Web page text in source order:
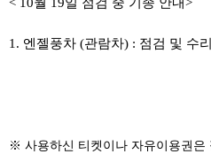
1. 엔젤풍차 (관람차) : 점검 및 수리
※ 사용하신 티켓이나 자유이용권은